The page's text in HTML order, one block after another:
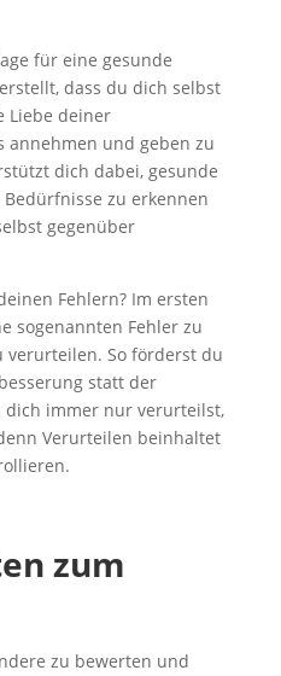
für eine gesunde
dass du dich selbst
Liebe deiner
annehmen und geben zu
dich dabei, gesunde
zu erkennen
gegenüber
Fehlern? Im ersten
sogenannten Fehler zu
verurteilen. So förderst du
statt der
dich immer nur verurteilst,
Verurteilen beinhaltet
zum
zu bewerten und